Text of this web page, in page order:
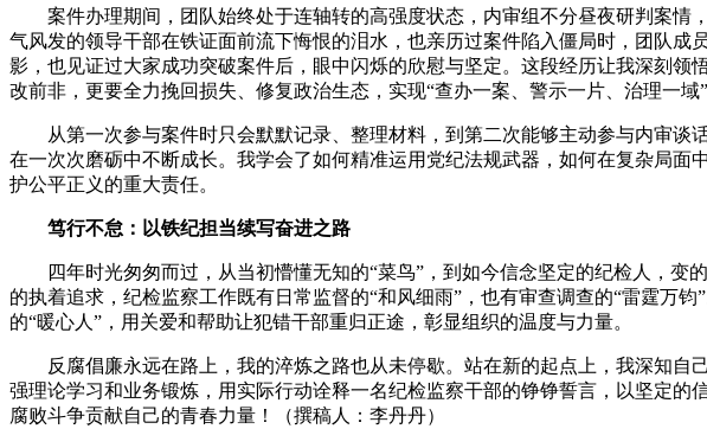
案件办理期间，团队始终处于连轴转的高强度状态，内审组不分昼夜研判案
气风发的领导干部在铁证面前流下悔恨的泪水，也亲历过案件陷入僵局时，团队
影，也见证过大家成功突破案件后，眼中闪烁的欣慰与坚定。这段经历让我深刻
改前非，更要全力挽回损失、修复政治生态，实现“查办一案、警示一片、治理一域”
从第一次参与案件时只会默默记录、整理材料，到第二次能够主动参与内审
在一次次磨砺中不断成长。我学会了如何精准运用党纪法规武器，如何在复杂局
护公平正义的重大责任。
笃行不怠：以铁纪担当续写奋进之路
四年时光匆匆而过，从当初懵懂无知的“菜鸟”，到如今信念坚定的纪检人，
的执着追求，纪检监察工作既有日常监督的“和风细雨”，也有审查调查的“雷霆万
的“暖心人”，用关爱和帮助让犯错干部重归正途，彰显组织的温度与力量。
反腐倡廉永远在路上，我的淬炼之路也从未停歇。站在新的起点上，我深知
强理论学习和业务锻炼，用实际行动诠释一名纪检监察干部的铮铮誓言，以坚定
腐败斗争贡献自己的青春力量！
（撰稿人：李丹丹）